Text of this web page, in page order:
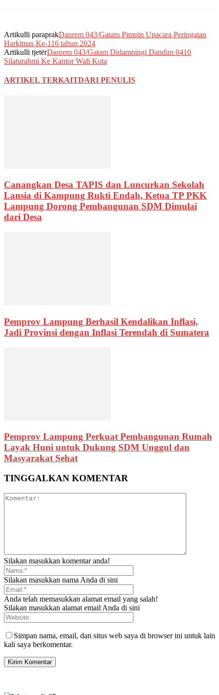
Artikulli paraprakDanrem 043/Gatam Pimpin Upacara Peringatan
Harkitnas Ke-116 tahun 2024
Artikulli tjetërDanrem 043/Gatam Didampingi Dandim 0410
Silaturahmi Ke Kantor Wali Kota
ARTIKEL TERKAITDARI PENULIS
Canangkan Desa TAPIS dan Luncurkan Sekolah
Lansia di Kampung Rukti Endah, Ketua TP PKK
Lampung Dorong Pembangunan SDM Dimulai
dari Desa
Pemprov Lampung Berhasil Kendalikan Inflasi,
Jadi Provinsi dengan Inflasi Terendah di Sumatera
Pemprov Lampung Perkuat Pembangunan Rumah
Layak Huni untuk Dukung SDM Unggul dan
Masyarakat Sehat
TINGGALKAN KOMENTAR
Silakan masukkan komentar anda!
Silakan masukkan nama Anda di sini
Anda telah memasukkan alamat email yang salah!
Silakan masukkan alamat email Anda di sini
Simpan nama, email, dan situs web saya di browser ini untuk lain
kali saya berkomentar.